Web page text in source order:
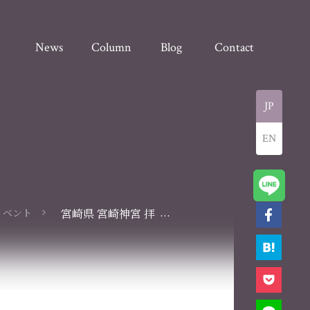
News Column Blog Contact
JP
EN
ント
宮崎県 宮崎神宮 拝
いました
...